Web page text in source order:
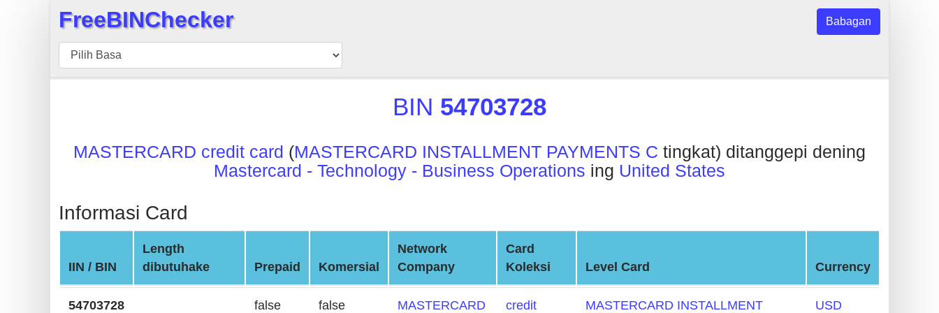
BIN
pers
Panggil
BIN
BIN
Checker
v2
FreeBINChecker Babagan
BIN 54703728
MASTERCARD credit card (MASTERCARD INSTALLMENT PAYMENTS C tingkat) ditanggepi dening
Mastercard - Technology - Business Operations ing United States
Informasi Card
IIN / BIN
Length
dibutuhake
Prepaid Komersial
Network
Company
Card
Koleksi
Level Card Currency
54703728 false false MASTERCARD credit MASTERCARD INSTALLMENT USD